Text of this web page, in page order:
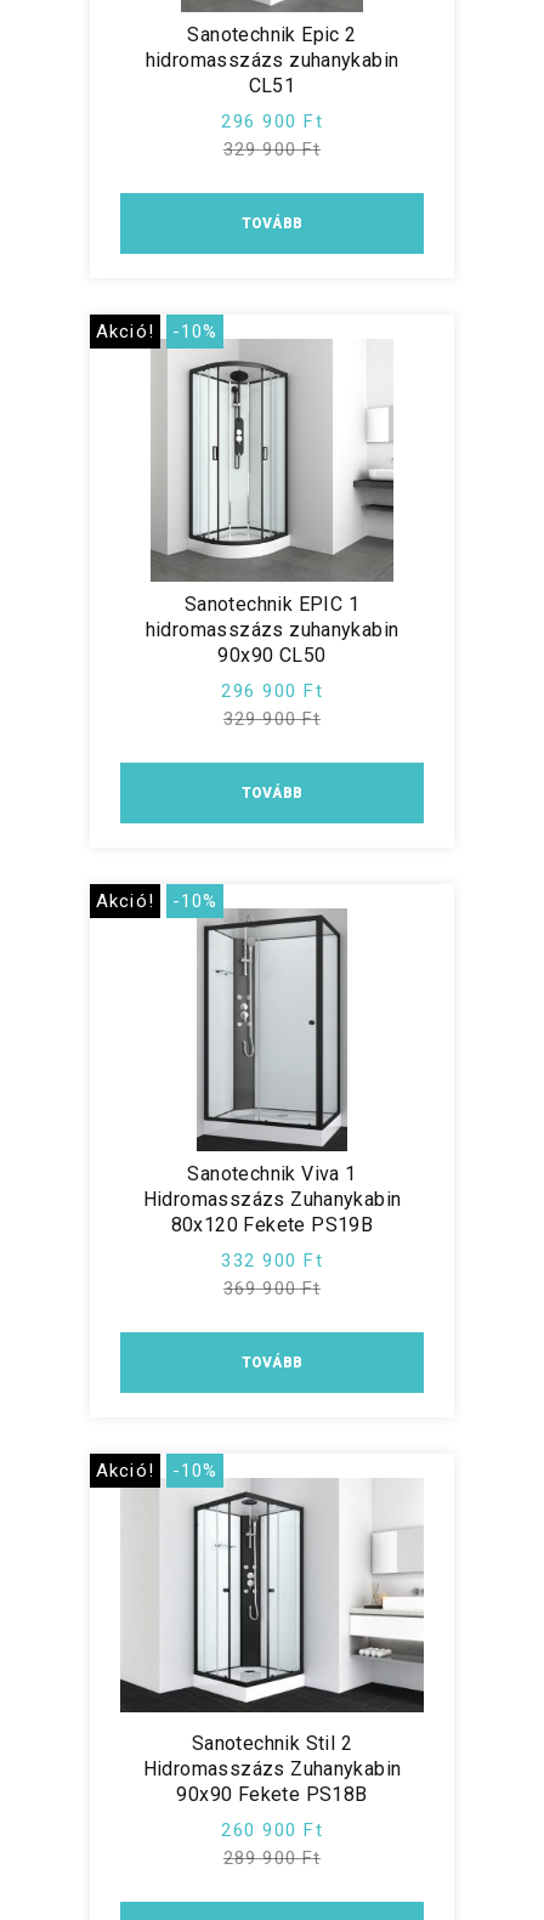
Sanotechnik Epic 2
hidromasszázs zuhanykabin
CL51
296 900 Ft
329 900 Ft
TOVÁBB
Akció! -10%
Sanotechnik EPIC 1
hidromasszázs zuhanykabin
90x90 CL50
296 900 Ft
329 900 Ft
TOVÁBB
Akció! -10%
Sanotechnik Viva 1
Hidromasszázs Zuhanykabin
80x120 Fekete PS19B
332 900 Ft
369 900 Ft
TOVÁBB
Akció! -10%
Sanotechnik Stil 2
Hidromasszázs Zuhanykabin
90x90 Fekete PS18B
260 900 Ft
289 900 Ft